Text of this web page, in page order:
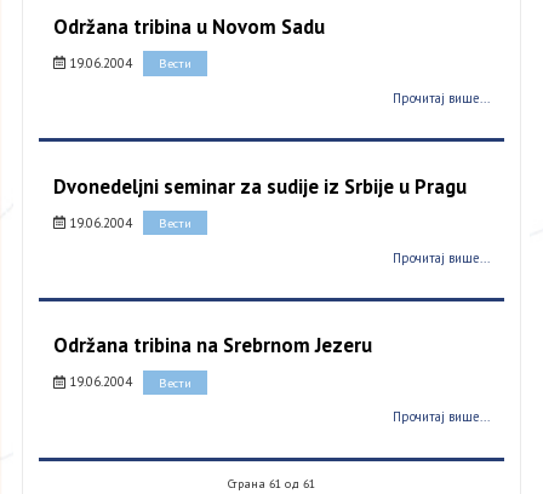
Održana tribina u Novom Sadu
19.06.2004 Вести
Прочитај више...
Dvonedeljni seminar za sudije iz Srbije u Pragu
19.06.2004 Вести
Прочитај више...
Održana tribina na Srebrnom Jezeru
19.06.2004 Вести
Прочитај више...
Страна 61 од 61